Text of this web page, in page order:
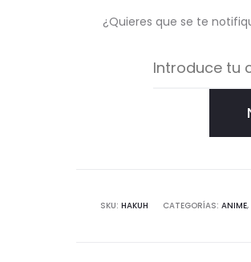
¿Quieres que se te
SKU: HAKUH CATEGORÍAS: ANIME,